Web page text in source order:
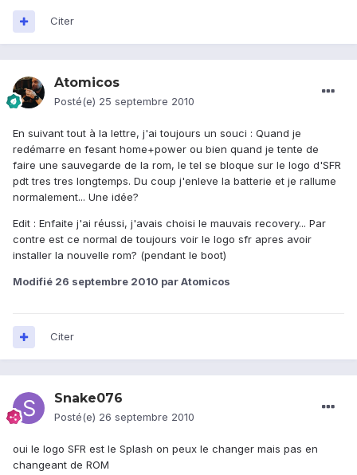
Citer
Atomicos
Posté(e) 25 septembre 2010
En suivant tout à la lettre, j'ai toujours un souci : Quand je
redémarre en fesant home+power ou bien quand je tente de
faire une sauvegarde de la rom, le tel se bloque sur le logo d'SFR
pdt tres tres longtemps. Du coup j'enleve la batterie et je rallume
normalement... Une idée?
Edit : Enfaite j'ai réussi, j'avais choisi le mauvais recovery... Par
contre est ce normal de toujours voir le logo sfr apres avoir
installer la nouvelle rom? (pendant le boot)
Modifié 26 septembre 2010 par Atomicos
Citer
Snake076
Posté(e) 26 septembre 2010
oui le logo SFR est le Splash on peux le changer mais pas en
changeant de ROM